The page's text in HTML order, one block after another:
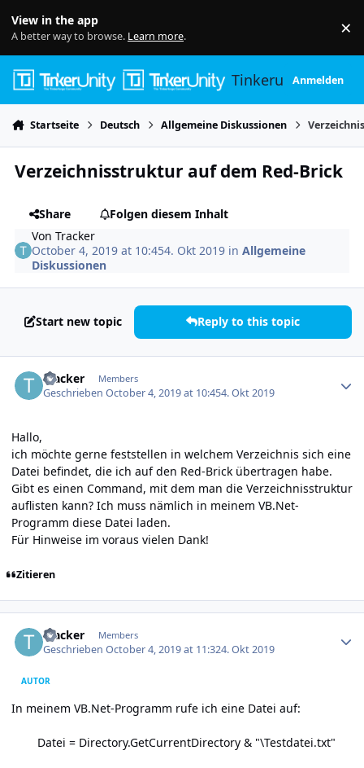
View in the app
A better way to browse. Learn more. ×
TinkerunityAnmelden
Startseite Deutsch Allgemeine Diskussionen
Verzeichnisstruktur auf dem Red-Brick
Share
Folgen diesem Inhalt
VonTracker
October 4, 2019 at 10:454. Okt 2019 inAllgemeine
Diskussionen
Start new topic Reply to this topic
Tracker Members
GeschriebenOctober 4, 2019 at 10:454. Okt 2019
Hallo,
ich möchte gerne feststellen in welchem Verzeichnis sich eine
Datei befindet, die ich auf den Red-Brick übertragen habe.
Gibt es einen Command, mit dem man die Verzeichnisstruktur
auflisten kann? Ich muss nämlich in meinem VB.Net-
Programm diese Datei laden.
Für Hinweise im voraus vielen Dank!
Zitieren
Tracker Members
GeschriebenOctober 4, 2019 at 11:324. Okt 2019
AUTOR
In meinem VB.Net-Programm rufe ich eine Datei auf:
Datei = Directory.GetCurrentDirectory & "\Testdatei.txt"